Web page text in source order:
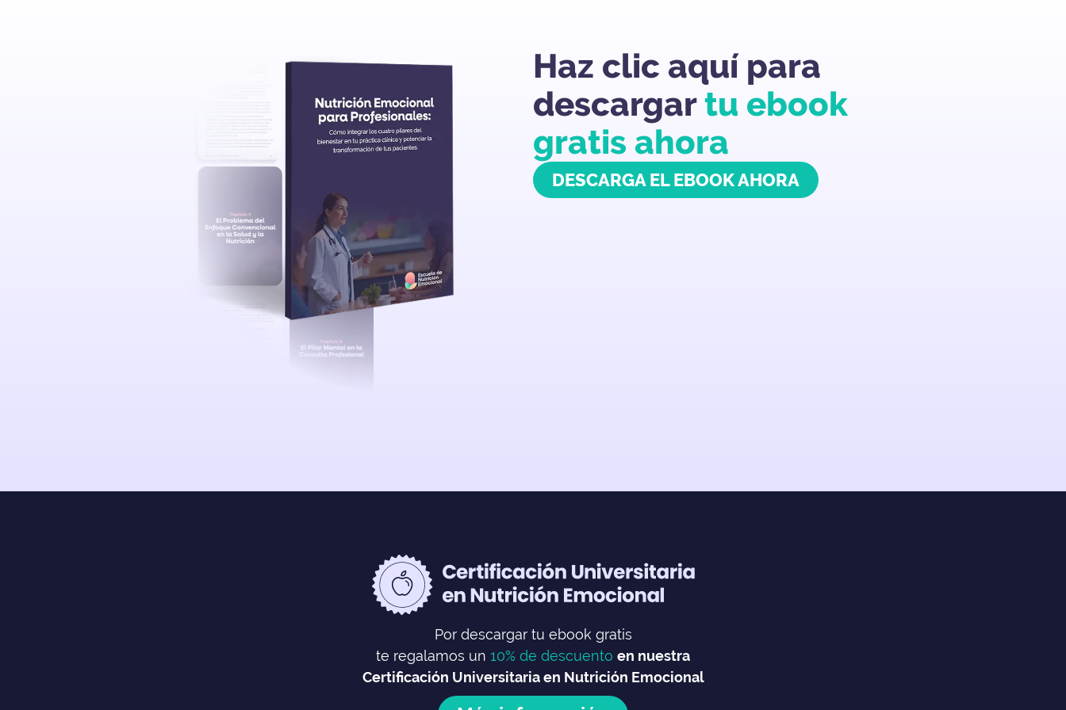
Haz clic aquí para
descargartu ebook
gratis ahora
DESCARGA EL EBOOK AHORA
Por descargar tu ebook gratis
te regalamos un 10% de descuento en nuestra
Certificación Universitaria en Nutrición Emocional